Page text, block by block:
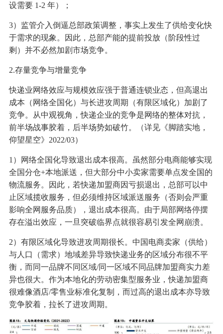
设需要 1-2 年）；
3）监管介入倒逼总部政策调整，事实上发生了供给变化快
于需求的现象。因此，总部产能的提前投放（阶段性过
剩）并不必然加剧市场竞争。
2.存量竞争与增量竞争
快递业网络效应与规模效应强于普通连锁业态，但高退出
成本（网络全国化）与长进攻周期（有限区域化）加剧了
竞争。从中观视角，快递企业的竞争是网络的整体对抗，
前半场战事胶着，后半场势如破竹。（详见《脚踏实地，
仰望星空》2022/03）
1）网络全国化导致退出成本很高。虽然部分电商能够实现
全国分仓+本地派送，但大部分中小卖家需要单点发全国的
物流服务。因此，若快递加盟商因亏损退出，总部可以中
止区域揽收服务，但必须维持区域派送服务（否则会严重
影响全网服务品质），退出成本很高。由于局部网络停摆
存在溢出效应，一旦突破临界点就很容易引发全网崩溃。
2）有限区域化导致进攻周期很长。中国电商卖家（供给）
与人口（需求）地域差异导致快递业务的区域分布很不平
衡，而同一品牌不同区域/同一区域不同品牌加盟商实力差
异也很大。作为本地化的劳动密集型服务业，快递加盟商
很难像酒店/零售业标准化复制，而过高的退出成本亦导致
竞争胶着，拉长了进攻周期。